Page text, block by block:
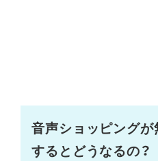
音声ショッピング
するとどうなるの？